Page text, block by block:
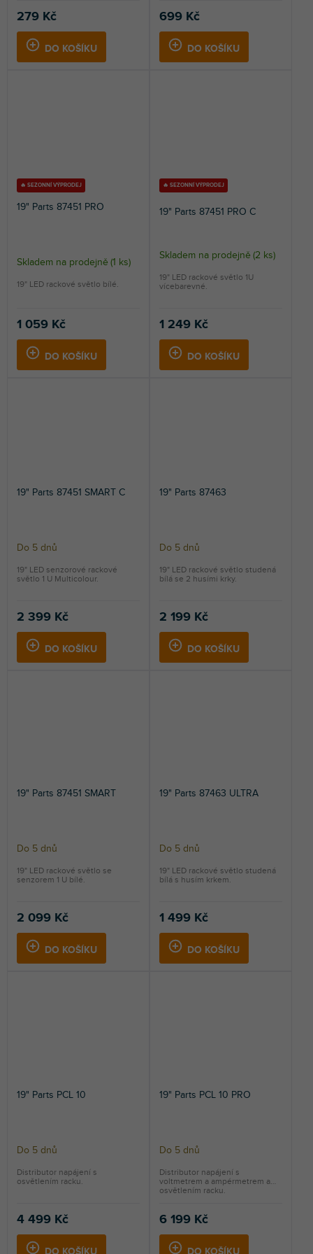
5,0
hvězdiček.
279 Kč
DO KOŠÍKU
5,0
z
hvězdiček.
699 Kč
DO KOŠÍKU
🔥 SEZONNÍ VÝPRODEJ
19" Parts 87451 PRO
Skladem na prodejně (1 ks)
1 059 Kč
DO KOŠÍKU
19" LED rackové světlo bílé.
🔥 SEZONNÍ VÝPRODEJ
19" Parts 87451 PRO C
Průměrné
hodnocení
produktu
5,0
hvězdiček.
Skladem na prodejně (2 ks)
1 249 Kč
DO KOŠÍKU
19" LED rackové světlo 1U
vícebarevné.
19" Parts 87451 SMART C
Do 5 dnů
2 399 Kč
DO KOŠÍKU
19" LED senzorové rackové
světlo 1 U Multicolour.
19" Parts 87463
Do 5 dnů
2 199 Kč
DO KOŠÍKU
19" LED rackové světlo studená
bílá se 2 husími krky.
19" Parts 87451 SMART
Do 5 dnů
2 099 Kč
DO KOŠÍKU
19" LED rackové světlo se
senzorem 1 U bílé.
19" Parts 87463 ULTRA
Do 5 dnů
1 499 Kč
DO KOŠÍKU
19" LED rackové světlo studená
bílá s husím krkem.
19" Parts PCL 10
Do 5 dnů
4 499 Kč
DO KOŠÍKU
Distributor napájení s
osvětlením racku.
19" Parts PCL 10 PRO
Do 5 dnů
6 199 Kč
DO KOŠÍKU
Distributor napájení s
voltmetrem a ampérmetrem a
osvětlením racku.